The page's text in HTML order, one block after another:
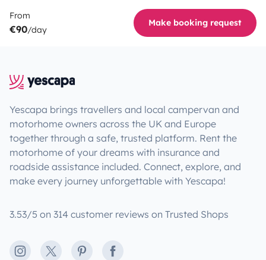
From
€90/day
Make booking request
Yescapa brings travellers and local campervan and
motorhome owners across the UK and Europe
together through a safe, trusted platform. Rent the
motorhome of your dreams with insurance and
roadside assistance included. Connect, explore, and
make every journey unforgettable with Yescapa!
3.53/5 on 314 customer reviews on Trusted Shops
Instagram
X PinterestFacebook